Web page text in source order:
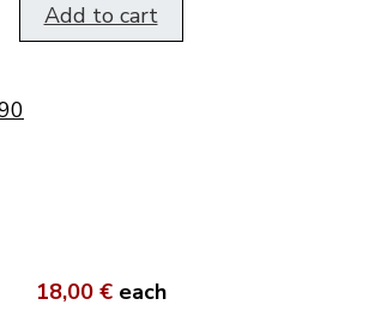
Add to cart
18,00 € each